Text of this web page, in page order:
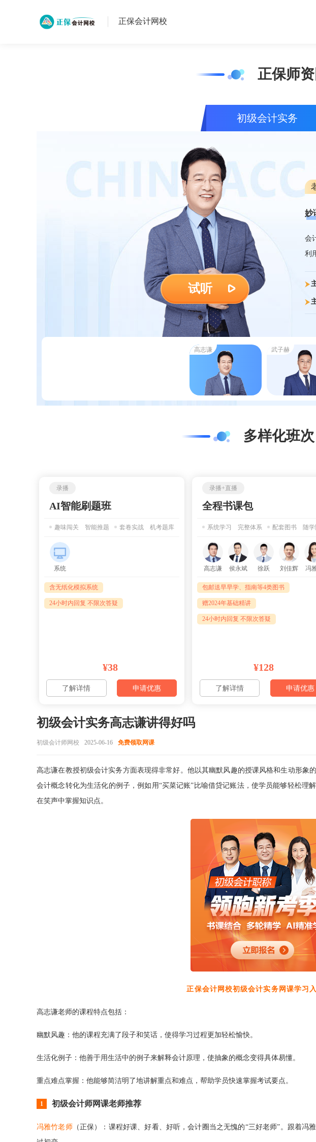
正保会计网校
正保师
初级会计实务
试听
妙
会
利
高志谦 武子赫
多样化班
AI智能刷题班
录播
趣味闯关 智能推题 套卷实战 机考题库
系统
含无纸化模拟系统
24小时内回复 不限次答疑
¥38
了解详情 申请优惠
全程书课包
录播+直播
系统学习 完整体系 配套图书 随学
高志谦 侯永斌 徐跃 刘佳辉 冯
包邮送早早学、指南等4类图书
赠2024年基础精讲
24小时内回复 不限次答疑
¥128
了解详情 申请优惠
初级会计实务高志谦讲得好吗
初级会计师网校 2025-06-16 免费领取网课
高志谦在教授初级会计实务方面表现得非常好‌。他以其幽默风趣的授课风格和生动形象
会计概念转化为生活化的例子，例如用“买菜记账”比喻借贷记账法，使学员能够轻松理
在笑声中掌握知识点‌。
正保会计网校初级会计实务网课学习
高志谦老师的课程特点包括：
‌幽默风趣‌：他的课程充满了段子和笑话，使得学习过程更加轻松愉快‌。
‌生活化例子‌：他善于用生活中的例子来解释会计原理，使抽象的概念变得具体易懂‌。
‌重点难点掌握‌：他能够简洁明了地讲解重点和难点，帮助学员快速掌握考试要点‌。
1 初级会计师网课老师推荐
冯雅竹老师 （正保）：课程好课、好看、好听，会计圈当之无愧的“三好老师”。跟着